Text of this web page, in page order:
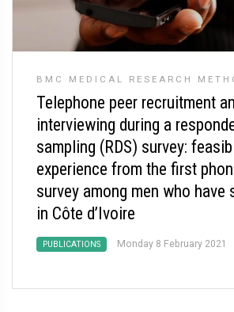
BMC MEDICAL RESEARCH
Telephone peer recruitment
interviewing during a
sampling (RDS) survey:
experience from the first
survey among men who have
in Côte d’Ivoire
PUBLICATIONS Monday 8 February 2021